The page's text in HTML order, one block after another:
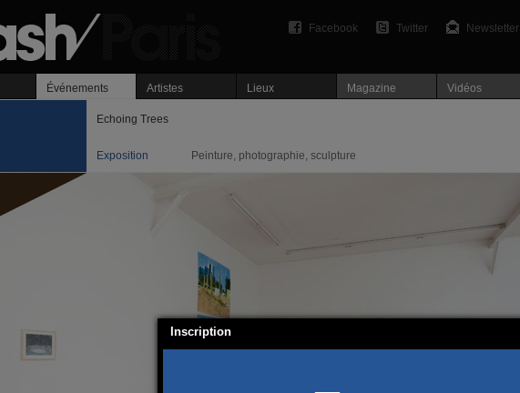
Newsletter
Twitter
Facebook
Événements Artistes Lieux Magazine Vidéos
Echoing Trees
Exposition Peinture, photographie, sculpture
Inscription